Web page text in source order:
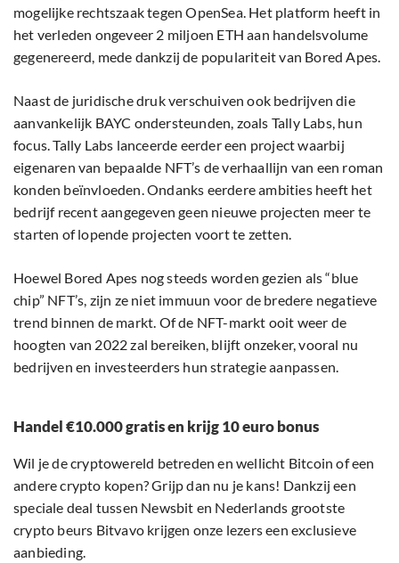
mogelijke rechtszaak tegen OpenSea. Het platform heeft in
het verleden ongeveer 2 miljoen ETH aan handelsvolume
gegenereerd, mede dankzij de populariteit van Bored Apes.
Naast de juridische druk verschuiven ook bedrijven die
aanvankelijk BAYC ondersteunden, zoals Tally Labs, hun
focus. Tally Labs lanceerde eerder een project waarbij
eigenaren van bepaalde NFT’s de verhaallijn van een roman
konden beïnvloeden. Ondanks eerdere ambities heeft het
bedrijf recent aangegeven geen nieuwe projecten meer te
starten of lopende projecten voort te zetten.
Hoewel Bored Apes nog steeds worden gezien als “blue
chip” NFT’s, zijn ze niet immuun voor de bredere negatieve
trend binnen de markt. Of de NFT-markt ooit weer de
hoogten van 2022 zal bereiken, blijft onzeker, vooral nu
bedrijven en investeerders hun strategie aanpassen.
Handel €10.000 gratis en krijg 10 euro bonus
Wil je de cryptowereld betreden en wellicht Bitcoin of een
andere crypto kopen? Grijp dan nu je kans! Dankzij een
speciale deal tussen Newsbit en Nederlands grootste
crypto beurs Bitvavo krijgen onze lezers een exclusieve
aanbieding.